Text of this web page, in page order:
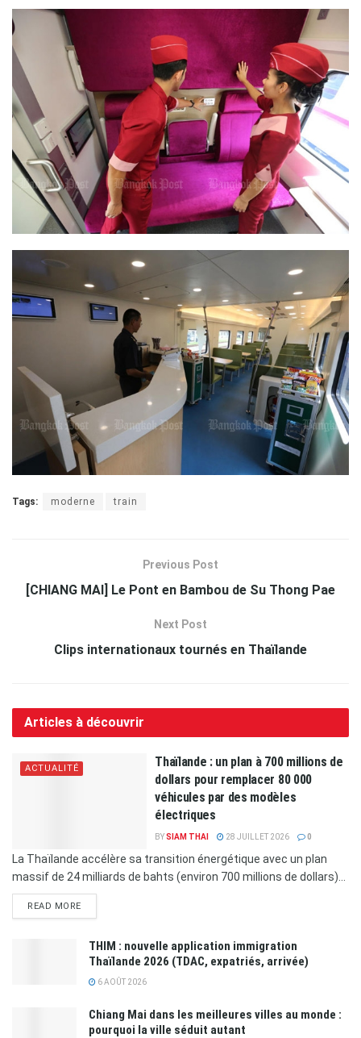
Tags: moderne train
Previous Post
[CHIANG MAI] Le Pont en Bambou de Su Thong Pae
Next Post
Clips internationaux tournés en Thaïlande
Articles à découvrir
ACTUALITÉ
Thaïlande : un plan à 700 millions de
dollars pour remplacer 80 000
véhicules par des modèles
électriques
BYSIAM THAI 28 JUILLET 2026 0
La Thaïlande accélère sa transition énergétique avec un plan
massif de 24 milliards de bahts (environ 700 millions de dollars)...
READ MORE
THIM : nouvelle application immigration
Thaïlande 2026 (TDAC, expatriés, arrivée)
6 AOÛT 2026
Chiang Mai dans les meilleures villes au monde :
pourquoi la ville séduit autant